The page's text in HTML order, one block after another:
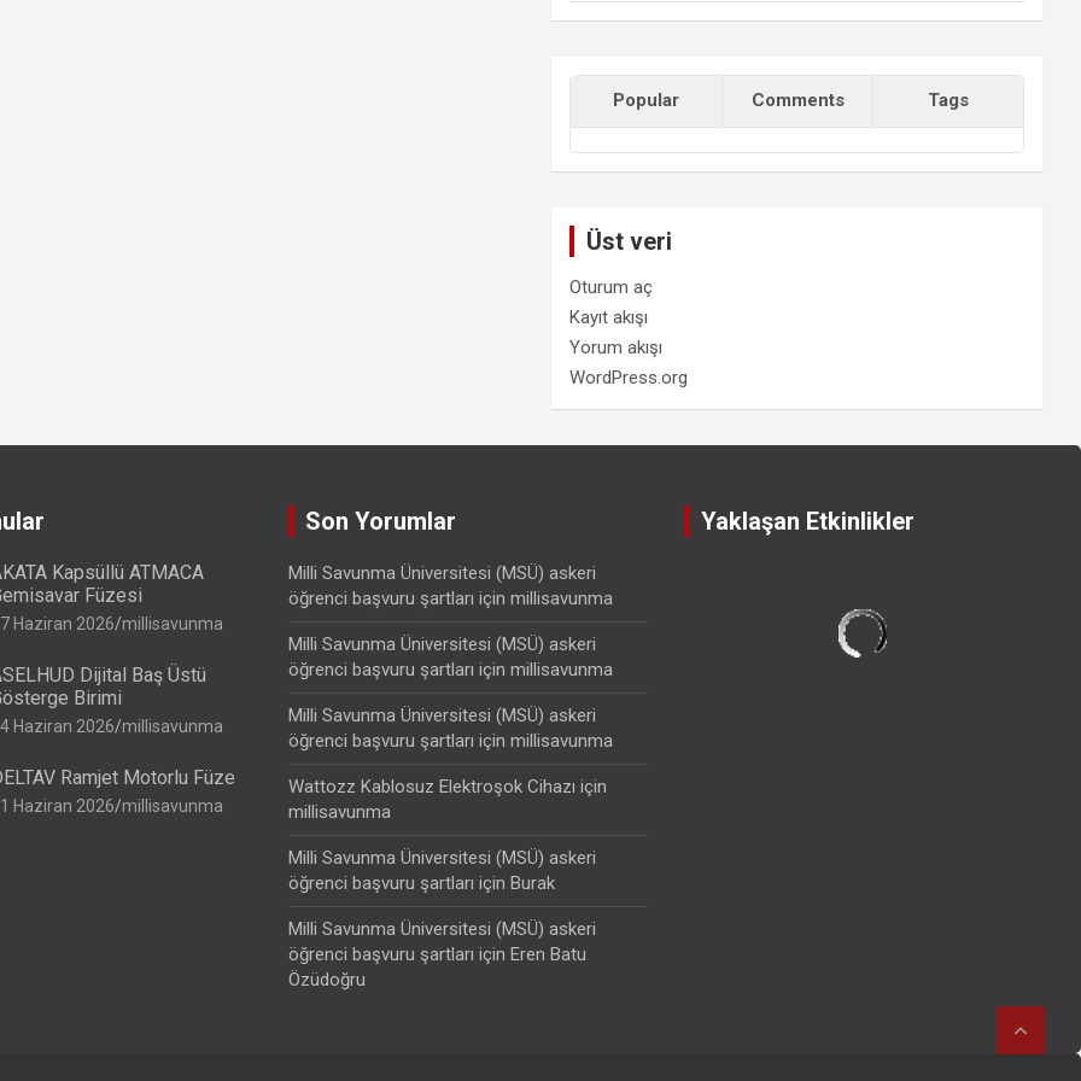
Popular Comments Tags
Üst veri
Oturum aç
Kayıt akışı
Yorum akışı
WordPress.org
Kapsüllü ATMACA
Füzesi
Haziran 2026 millisavunma
Dijital Baş Üstü
Birimi
Haziran 2026 millisavunma
Ramjet Motorlu Füze
Haziran 2026 millisavunma
Son Yorumlar
Milli Savunma Üniversitesi (MSÜ) askeri
öğrenci başvuru şartları için millisavunma
Milli Savunma Üniversitesi (MSÜ) askeri
öğrenci başvuru şartları için millisavunma
Milli Savunma Üniversitesi (MSÜ) askeri
öğrenci başvuru şartları için millisavunma
Wattozz Kablosuz Elektroşok Cihazı için
millisavunma
Milli Savunma Üniversitesi (MSÜ) askeri
öğrenci başvuru şartları için Burak
Milli Savunma Üniversitesi (MSÜ) askeri
öğrenci başvuru şartları için Eren Batu
Özüdoğru
Yaklaşan Etkinlikler